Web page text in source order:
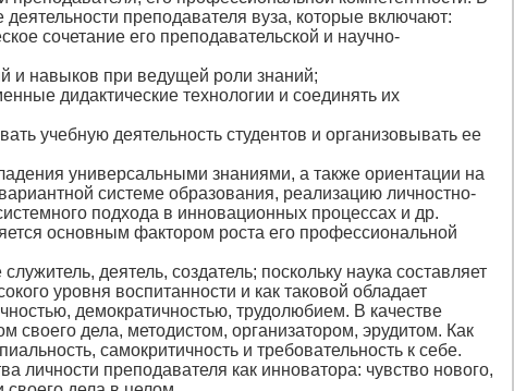
преподавателя вуза, которые включают:
сочетание его преподавательской и научно-
и навыков при ведущей роли знаний;
дидактические технологии и соединять их
учебную деятельность студентов и организовывать ее
универсальными знаниями, а также ориентации на
системе образования, реализацию личностно-
подхода в инновационных процессах и др.
основным фактором роста его профессиональной
деятель, создатель; поскольку наука составляет
уровня воспитанности и как таковой обладает
демократичностью, трудолюбием. В качестве
своего дела, методистом, организатором, эрудитом. Как
самокритичность и требовательность к себе.
личности преподавателя как инноватора: чувство нового,